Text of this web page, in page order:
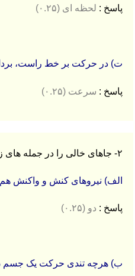
پاسخ : لحظه ای (۰.۲۵)
ت) در حرکت بر خط راست،
پاسخ : سرعت (۰.۲۵)
۲- جاهای خالی را در جمله های زیر را با کلمه های مناسب پر کنید و در پاسخ نامه بنویسید. (۱ نمره)
الف) نیروهای کنش و واکنش
پاسخ : دو (۰.۲۵)
ب) هرچه تندی حرکت یک جسم